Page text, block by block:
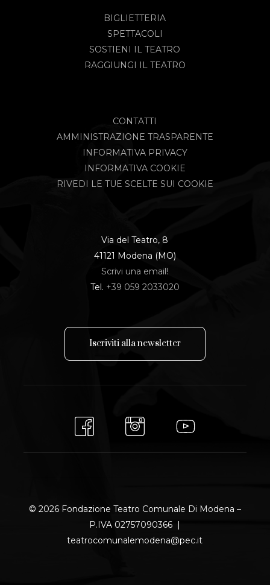
BIGLIETTERIA
SPETTACOLI
SOSTIENI IL TEATRO
RAGGIUNGI IL TEATRO
CONTATTI
AMMINISTRAZIONE TRASPARENTE
INFORMATIVA PRIVACY
INFORMATIVA COOKIE
RIVEDI LE TUE SCELTE SUI COOKIE
Via del Teatro, 8
41121 Modena (MO)
Scrivi una email!
Tel. +39 059 2033020
Iscriviti allanewsletter
© 2026 Fondazione Teatro Comunale Di Modena –
P.IVA 02757090366 |
teatrocomunalemodena@pec.it